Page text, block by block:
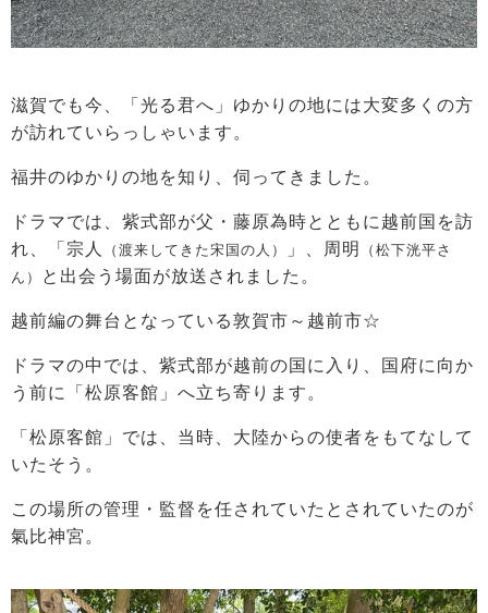
滋賀でも今、「光る君へ」ゆかりの地には大変多くの方
が訪れていらっしゃいます。
福井のゆかりの地を知り、伺ってきました。
ドラマでは、紫式部が父・藤原為時とともに越前国を訪
れ、「宗人
（渡来してきた宋国の人） 」、周明
（松下洸平さ
ん）
と出会う場面が放送されました。
越前編の舞台となっている敦賀市～越前市☆
ドラマの中では、紫式部が越前の国に入り、国府に向か
う前に「松原客館」へ立ち寄ります。
「松原客館」では、当時、大陸からの使者をもてなして
いたそう。
この場所の管理・監督を任されていたとされていたのが
氣比神宮。